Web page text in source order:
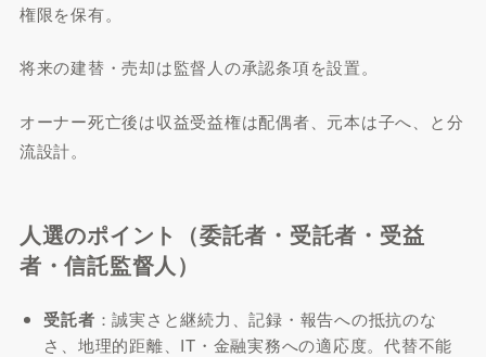
権限を保有。
将来の建替・売却は監督人の承認条項を設置。
オーナー死亡後は収益受益権は配偶者、元本は子へ、と分
流設計。
人選のポイント（委託者・受託者・受益
者・信託監督人）
受託者 ：誠実さと継続力、記録・報告への抵抗のな
さ、地理的距離、IT・金融実務への適応度。代替不能